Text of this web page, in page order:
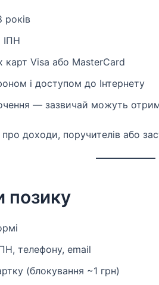
років
ІПН
карт Visa або MasterCard
і доступом до Інтернету
— зазвичай можуть
доходи, поручителів або
позику
телефону, email
(блокування ~1 грн)